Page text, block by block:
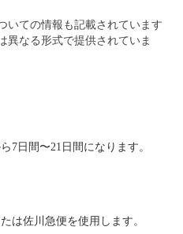
いての情報も記載されています
異なる形式で提供されていま
7日間〜21日間になります。
は佐川急便を使用します。